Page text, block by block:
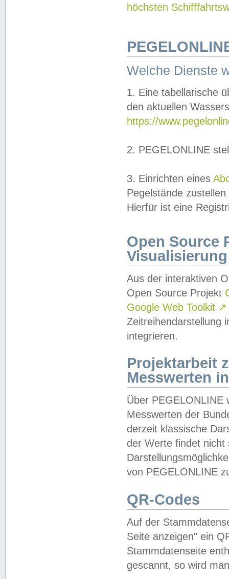
höchsten
Welche Dienste
1. Eine tabellarische
den aktuellen
https://
2. PEGELONLINE
3. Einrichten eines
Pegelstände
Hierfür ist eine
Open Source
Visualisierung
Aus der interaktiven
Open Source Projekt
Google Web Toolkit ↗
Zeitreihendarstellung
integrieren.
Projektarbeit
Messwerten
Über PEGELONLINE
Messwerten der
derzeit klassische
der Werte findet
von PEGELONLINE
QR-Codes
Auf der
Seite anzeigen" ein
Stammdatenseite
gescannt, so wird